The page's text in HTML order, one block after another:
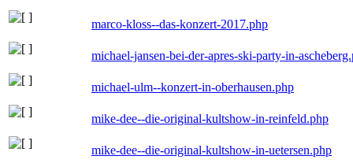
marco-kloss--das-konzert-2017.php
michael-jansen-bei-der-apres-ski-party-in-
michael-ulm--konzert-in-oberhausen.php
mike-dee--die-original-kultshow-in-reinfeld.php
mike-dee--die-original-kultshow-in-uetersen.php